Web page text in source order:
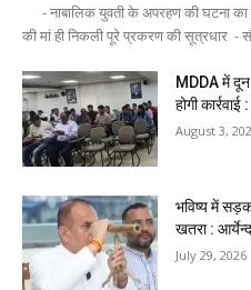
- नाबालिक युवती के अपरहण की घटना का
की मां ही निकली पूरे प्रकरण की सूत्रधार -
MDDA में दून
होगी कार्रवाई
August 3,
भविष्य में
खतरा :
July 29, 2026